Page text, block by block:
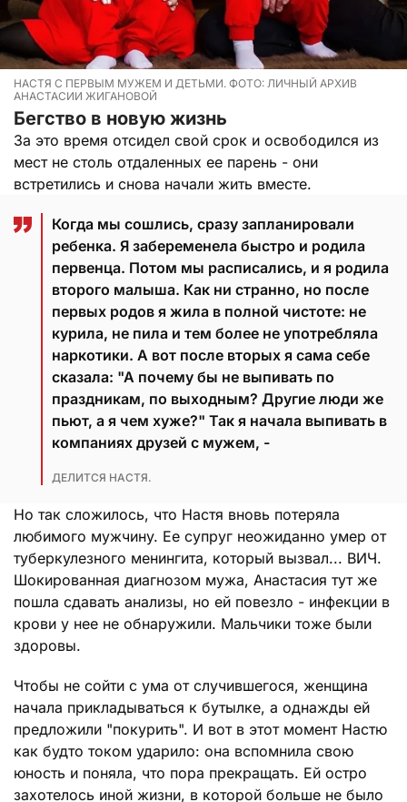
НАСТЯ С ПЕРВЫМ МУЖЕМ И ДЕТЬМИ. ФОТО: ЛИЧНЫЙ АРХИВ
АНАСТАСИИ ЖИГАНОВОЙ
Бегство в новую жизнь
За это время отсидел свой срок и освободился из
мест не столь отдаленных ее парень - они
встретились и снова начали жить вместе.
Когда мы сошлись, сразу запланировали
ребенка. Я забеременела быстро и родила
первенца. Потом мы расписались, и я родила
второго малыша. Как ни странно, но после
первых родов я жила в полной чистоте: не
курила, не пила и тем более не употребляла
наркотики. А вот после вторых я сама себе
сказала: "А почему бы не выпивать по
праздникам, по выходным? Другие люди же
пьют, а я чем хуже?" Так я начала выпивать в
компаниях друзей с мужем, -
ДЕЛИТСЯ НАСТЯ.
Но так сложилось, что Настя вновь потеряла
любимого мужчину. Ее супруг неожиданно умер от
туберкулезного менингита, который вызвал... ВИЧ.
Шокированная диагнозом мужа, Анастасия тут же
пошла сдавать анализы, но ей повезло - инфекции в
крови у нее не обнаружили. Мальчики тоже были
здоровы.
Чтобы не сойти с ума от случившегося, женщина
начала прикладываться к бутылке, а однажды ей
предложили "покурить". И вот в этот момент Настю
как будто током ударило: она вспомнила свою
юность и поняла, что пора прекращать. Ей остро
захотелось иной жизни, в которой больше не было